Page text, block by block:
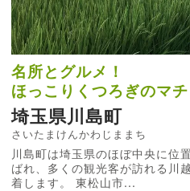
名所とグルメ！
ほっこりくつろぎのマチ
埼玉県川島町
さいたまけんかわじままち
川島町は埼玉県のほぼ中央に位
ばれ、多くの観光客が訪れる川
着します。 東松山市...